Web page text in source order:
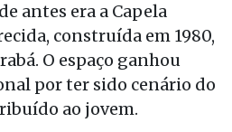
antes era a Capela
construída em 1980,
O espaço ganhou
por ter sido cenário do
ao jovem.